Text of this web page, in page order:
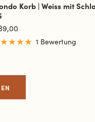
Korb | Weiss mit
1 Bewertung